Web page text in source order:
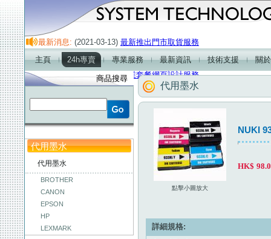
最新消息: (2021-03-13) 最新推出門市取貨服務
(2021-01-01)
(2018-01-01)最新產品-2.1超重低音喇叭
(2018-01-01)企業套餐網頁設計服務
主頁 24h專賣 專業服務 最新資訊 技術支援 關
商品搜尋
代用墨水
代用墨水
BROTHER
CANON
EPSON
HP
LEXMARK
代用墨水
點擊小圖放大
NUKI
HK$
詳細規格: